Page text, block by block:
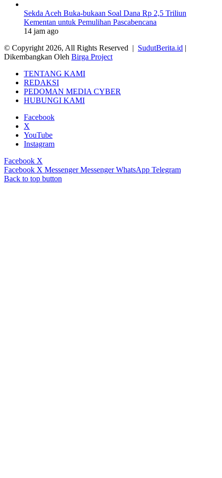
Sekda Aceh Buka-bukaan Soal Dana Rp 2,5 Triliun
Kementan untuk Pemulihan Pascabencana
14 jam ago
© Copyright 2026, All Rights Reserved | SudutBerita.id |
Dikembangkan Oleh Birga Project
TENTANG KAMI
REDAKSI
PEDOMAN MEDIA CYBER
HUBUNGI KAMI
Facebook
X
YouTube
Instagram
Facebook X
Facebook X Messenger Messenger WhatsApp Telegram
Back to top button